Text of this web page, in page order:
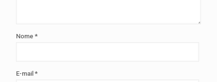
Nome *
E-mail *